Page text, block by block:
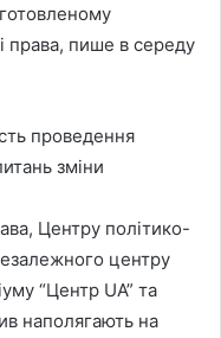
права, пише в середу
проведення
зміни
Центру політико-
центру
“Центр UA” та
наполягають на